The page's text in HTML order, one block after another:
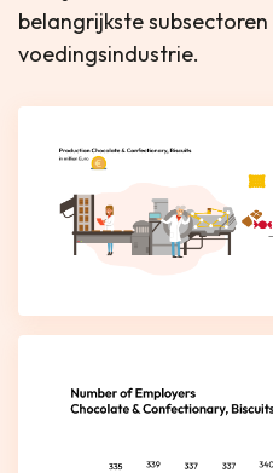
belangrijkste
voedingsindustrie.